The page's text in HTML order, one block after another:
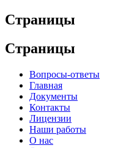
Страницы
Страницы
Вопросы-ответы
Главная
Документы
Контакты
Лицензии
Наши работы
О нас